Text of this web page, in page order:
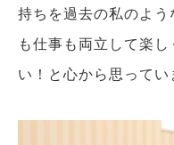
持ちを過去の私のよ
も仕事も両立して楽
い！と心から思ってい